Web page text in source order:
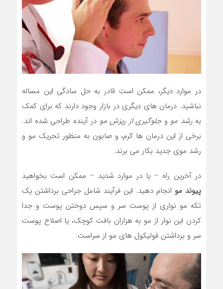
در موارد دیگر، ممکن است قادر به حل سادگی این مساله
نباشید. درمان های دیگری در بازار وجود دارند که برای کمک
بهرشد مو وجلوگیری از ریزش مو در آینده طراحی شده اند.
برخی از این درمان ها کرم، و صابون به منظور تحریک مو و
رشد موی جدید بکار می برند.
در آخرین راه – یا در موارد شدید – ممکن است بخواهید
پیوند مو انجام دهید. این فرآیند شامل جراحی برداشتن یک
تکه مو نواری از پوست سر و سپس دوختن پوست و جدا
کردن این نوار از مو به هزاران بافت کوچک، یا اصلاح پوست
سر و برداشتن فولیکول های مو از سراست.